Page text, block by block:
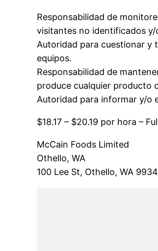
Responsabilidad de
visitantes no identificados
Autoridad para cuestionar y
equipos.
Responsabilidad de
produce cualquier producto
Autoridad para informar y/o
$18.17 – $20.19 por hora –
McCain Foods Limited
Othello, WA
100 Lee St, Othello, WA